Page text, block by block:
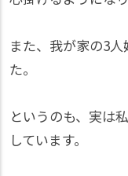
また、我が家の3
た。
というのも、実は
しています。